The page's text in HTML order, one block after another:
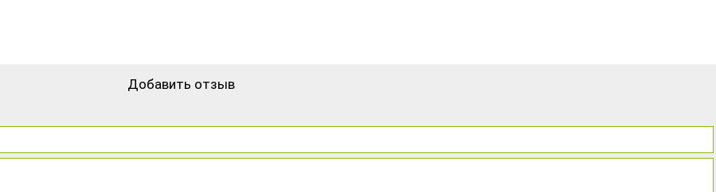
Добавить отзыв